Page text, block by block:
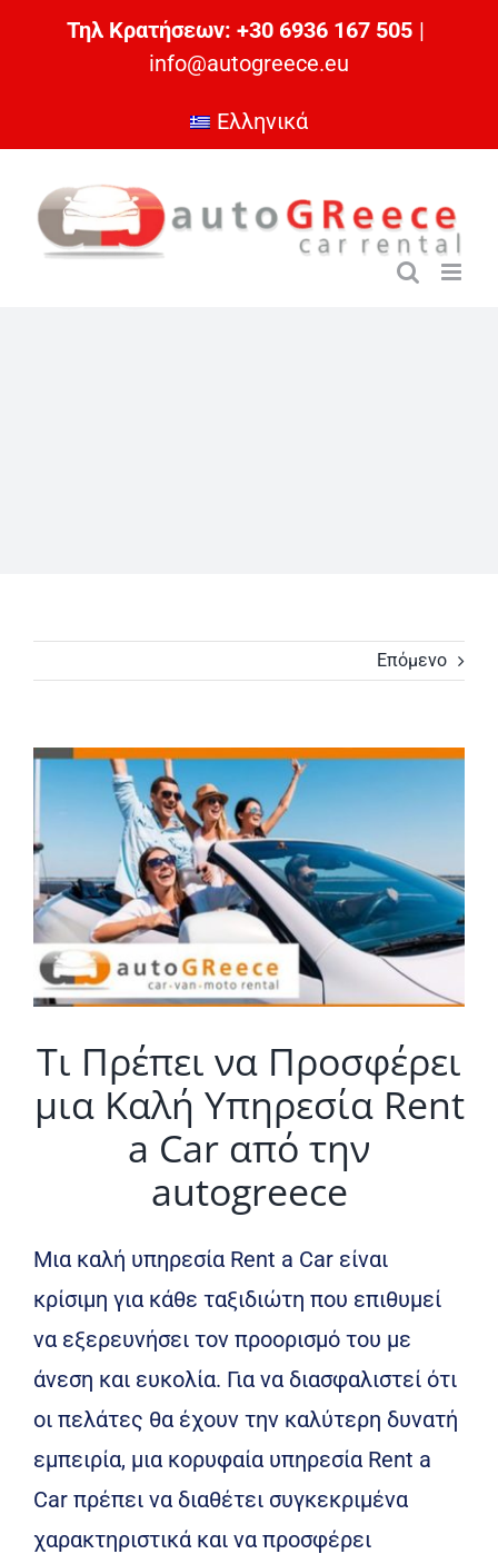
Τηλ Κρατήσεων: +30 6936 167 505 |
info@autogreece.eu
Ελληνικά
Επόμενο
Προβολή
μεγαλύτερης
Τι Πρέπει να Προσφέρει
μια Καλή Υπηρεσία Rent
a Car από την
autogreece
Μια καλή υπηρεσία Rent a Car είναι
κρίσιμη για κάθε ταξιδιώτη που επιθυμεί
να εξερευνήσει τον προορισμό του με
άνεση και ευκολία. Για να διασφαλιστεί ότι
οι πελάτες θα έχουν την καλύτερη δυνατή
εμπειρία, μια κορυφαία υπηρεσία Rent a
Car πρέπει να διαθέτει συγκεκριμένα
χαρακτηριστικά και να προσφέρει